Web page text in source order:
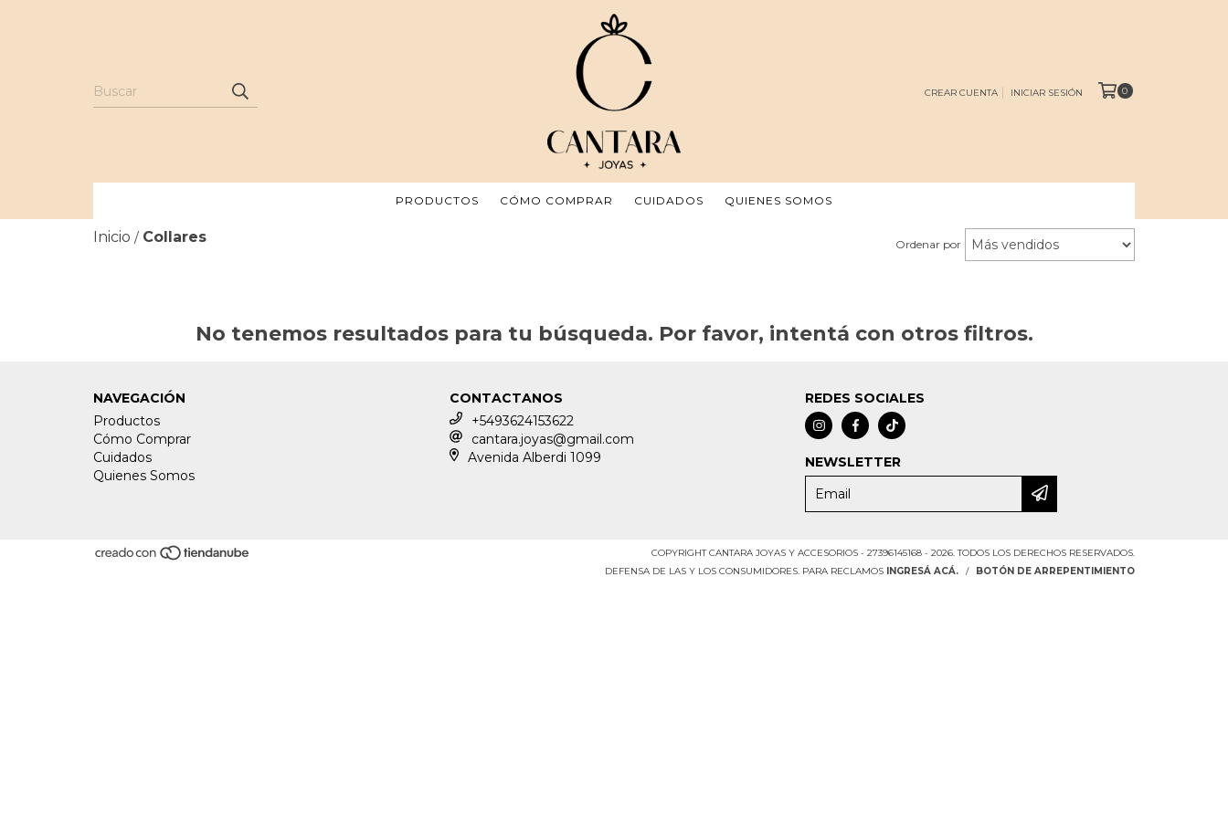
CREAR CUENTA INICIAR SESIÓN 0
PRODUCTOS CÓMO COMPRAR CUIDADOS QUIENES SOMOS
Inicio / Collares Ordenar por
No tenemos resultados para tu búsqueda. Por favor, intentá con otros filtros.
NAVEGACIÓN
Productos
Cómo Comprar
Cuidados
Quienes Somos
CONTACTANOS
+5493624153622
cantara.joyas@gmail.com
Avenida Alberdi 1099
REDES SOCIALES
NEWSLETTER
COPYRIGHT CANTARA JOYAS Y ACCESORIOS - 27396145168 - 2026. TODOS LOS DERECHOS RESERVADOS.
DEFENSA DE LAS Y LOS CONSUMIDORES. PARA RECLAMOS INGRESÁ ACÁ. / BOTÓN DE ARREPENTIMIENTO